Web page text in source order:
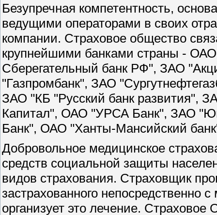
Безупречная компетентность,
ведущими операторами в своих
компании. Страховое общество
крупнейшими банками страны -
Сберегательный банк РФ", ЗАО
"Газпромбанк", ЗАО
ЗАО "КБ "Русский банк развития",
Капитал", ОАО "УРСА Банк", ЗАО
Банк", ОАО "Ханты-Мансийский
Добровольное медицинское
средств социальной защиты
видов страхования. Страховщик
застрахованного непосредственно
организует это лечение.